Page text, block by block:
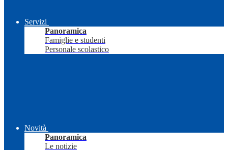
Servizi
Panoramica
Famiglie e studenti
Personale scolastico
Novità
Panoramica
Le notizie